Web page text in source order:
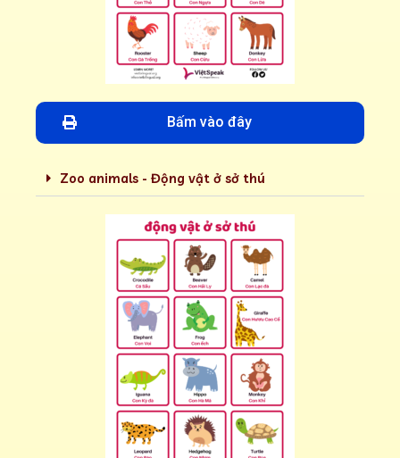
Bấm vào đây
Zoo animals - Động vật ở sở thú